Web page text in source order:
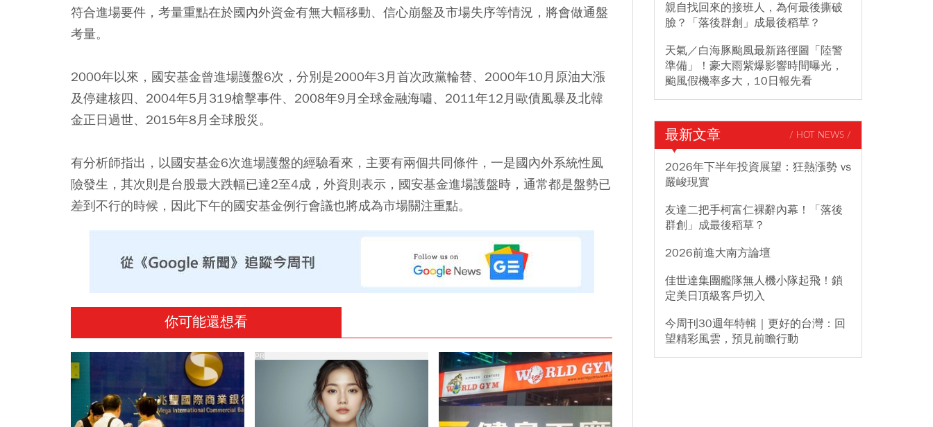
符合進場要件，考量重點在於國內外資金有無大幅移動、信心崩盤及市場失序等情況，將會做通盤
考量。
2000年以來，國安基金曾進場護盤6次，分別是2000年3月首次政黨輪替、2000年10月原油大漲
及停建核四、2004年5月319槍擊事件、2008年9月全球金融海嘯、2011年12月歐債風暴及北韓
金正日過世、2015年8月全球股災。
有分析師指出，以國安基金6次進場護盤的經驗看來，主要有兩個共同條件，一是國內外系統性風
險發生，其次則是台股最大跌幅已達2至4成，外資則表示，國安基金進場護盤時，通常都是盤勢已
差到不行的時候，因此下午的國安基金例行會議也將成為市場關注重點。
你可能還想看
PR
親自找回來的接班人，為何最後撕破
臉？「落後群創」成最後稻草？
天氣／白海豚颱風最新路徑圖「陸警
準備」！豪大雨紫爆影響時間曝光，
颱風假機率多大，10日報先看
最新文章 / HOT NEWS /
2026年下半年投資展望：狂熱漲勢 vs
嚴峻現實
友達二把手柯富仁裸辭內幕！「落後
群創」成最後稻草？
2026前進大南方論壇
佳世達集團艦隊無人機小隊起飛！鎖
定美日頂級客戶切入
今周刊30週年特輯｜更好的台灣：回
望精彩風雲，預見前瞻行動